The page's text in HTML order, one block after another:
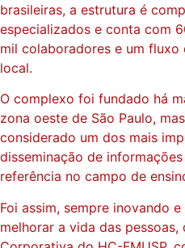
brasileiras, a estrutura é
especializados e conta com
mil colaboradores e um
local.
O complexo foi fundado há
zona oeste de São Paulo,
considerado um dos mais
disseminação de
referência no campo de
Foi assim, sempre inovando
melhorar a vida das